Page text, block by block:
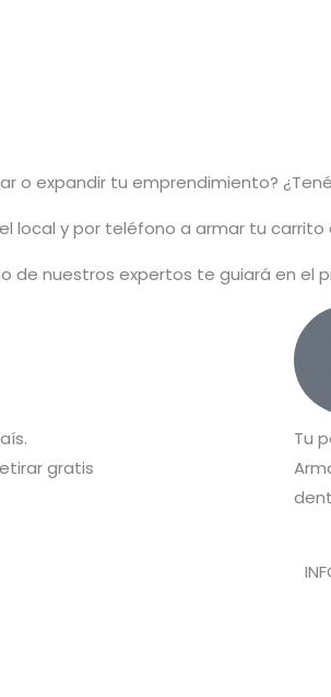
o expandirtu emprendimiento?
local y por teléfono a armar tu
de nuestros expertos te guiará en el
gratis
Tu